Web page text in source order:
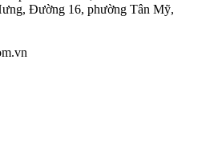
Đường 16, phường Tân Mỹ,